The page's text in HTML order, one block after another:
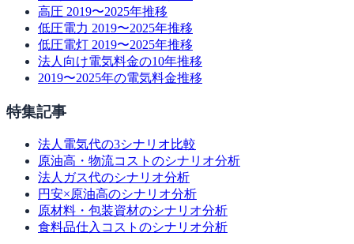
高圧 2019〜2025年推移
低圧電力 2019〜2025年推移
低圧電灯 2019〜2025年推移
法人向け電気料金の10年推移
2019〜2025年の電気料金推移
特集記事
法人電気代の3シナリオ比較
原油高・物流コストのシナリオ分析
法人ガス代のシナリオ分析
円安×原油高のシナリオ分析
原材料・包装資材のシナリオ分析
食料品仕入コストのシナリオ分析